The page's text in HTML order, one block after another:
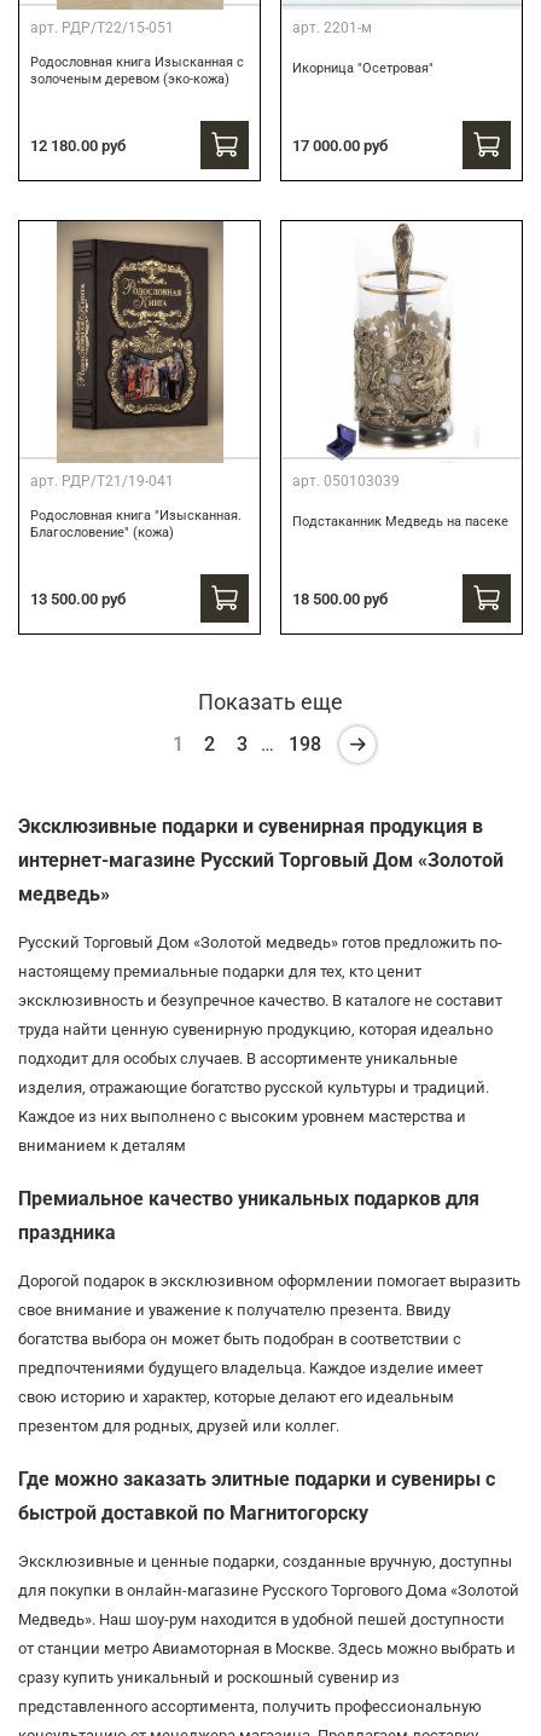
арт. РДР/Т22/15-051
Родословная книга Изысканная с
золоченым деревом (эко-кожа)
12 180.00 руб
арт. 2201-м
Икорница "Осетровая"
17 000.00 руб
арт. РДР/Т21/19-041
Родословная книга "Изысканная.
Благословение" (кожа)
13 500.00 руб
арт. 050103039
Подстаканник Медведь на пасеке
18 500.00 руб
Показать еще
1 2 3 … 198
Эксклюзивные подарки и сувенирная продукция в
интернет-магазине Русский Торговый Дом «Золотой
медведь»
Русский Торговый Дом «Золотой медведь» готов предложить по-
настоящему премиальные подарки для тех, кто ценит
эксклюзивность и безупречное качество. В каталоге не составит
труда найти ценную сувенирную продукцию, которая идеально
подходит для особых случаев. В ассортименте уникальные
изделия, отражающие богатство русской культуры и традиций.
Каждое из них выполнено с высоким уровнем мастерства и
вниманием к деталям
Премиальное качество уникальных подарков для
праздника
Дорогой подарок в эксклюзивном оформлении помогает выразить
свое внимание и уважение к получателю презента. Ввиду
богатства выбора он может быть подобран в соответствии с
предпочтениями будущего владельца. Каждое изделие имеет
свою историю и характер, которые делают его идеальным
презентом для родных, друзей или коллег.
Где можно заказать элитные подарки и сувениры с
быстрой доставкой по Магнитогорску
Эксклюзивные и ценные подарки, созданные вручную, доступны
для покупки в онлайн-магазине Русского Торгового Дома «Золотой
Медведь». Наш шоу-рум находится в удобной пешей доступности
от станции метро Авиамоторная в Москве. Здесь можно выбрать и
сразу купить уникальный и роскошный сувенир из
представленного ассортимента, получить профессиональную